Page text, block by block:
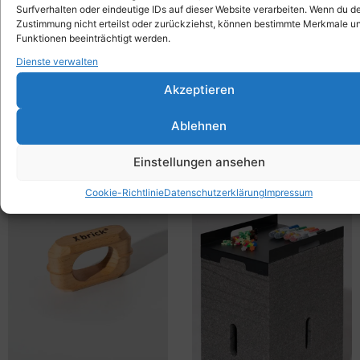
Surfverhalten oder eindeutige IDs auf dieser Website verarbeiten. Wenn du
Zustimmung nicht erteilst oder zurückziehst, können bestimmte Merkmale
Funktionen beeinträchtigt werden.
Dienste verwalten
Akzeptieren
Ablehnen
Einstellungen ansehen
Cookie-RichtlinieDatenschutzerklärungImpressum